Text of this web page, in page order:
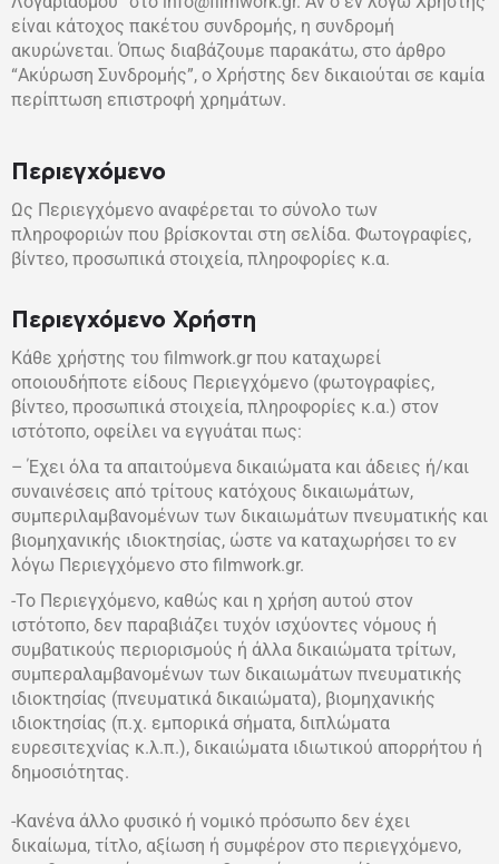
είναι κάτοχος πακέτου συνδρομής, η συνδρομή
ακυρώνεται. Όπως διαβάζουμε παρακάτω, στο άρθρο
“Ακύρωση Συνδρομής”, ο Χρήστης δεν δικαιούται σε καμία
περίπτωση επιστροφή χρημάτων.
Περιεγχόμενο
Ως Περιεγχόμενο αναφέρεται το σύνολο των
πληροφοριών που βρίσκονται στη σελίδα. Φωτογραφίες,
βίντεο, προσωπικά στοιχεία, πληροφορίες κ.α.
Περιεγχόμενο Χρήστη
Κάθε χρήστης του filmwork.gr που καταχωρεί
οποιουδήποτε είδους Περιεγχόμενο (φωτογραφίες,
βίντεο, προσωπικά στοιχεία, πληροφορίες κ.α.) στον
ιστότοπο, οφείλει να εγγυάται πως:
– Έχει όλα τα απαιτούμενα δικαιώματα και άδειες ή/και
συναινέσεις από τρίτους κατόχους δικαιωμάτων,
συμπεριλαμβανομένων των δικαιωμάτων πνευματικής και
βιομηχανικής ιδιοκτησίας, ώστε να καταχωρήσει το εν
λόγω Περιεγχόμενο στο filmwork.gr.
-Το Περιεγχόμενο, καθώς και η χρήση αυτού στον
ιστότοπο, δεν παραβιάζει τυχόν ισχύοντες νόμους ή
συμβατικούς περιορισμούς ή άλλα δικαιώματα τρίτων,
συμπεραλαμβανομένων των δικαιωμάτων πνευματικής
ιδιοκτησίας (πνευματικά δικαιώματα), βιομηχανικής
ιδιοκτησίας (π.χ. εμπορικά σήματα, διπλώματα
ευρεσιτεχνίας κ.λ.π.), δικαιώματα ιδιωτικού απορρήτου ή
δημοσιότητας.
-Κανένα άλλο φυσικό ή νομικό πρόσωπο δεν έχει
δικαίωμα, τίτλο, αξίωση ή συμφέρον στο περιεγχόμενο,